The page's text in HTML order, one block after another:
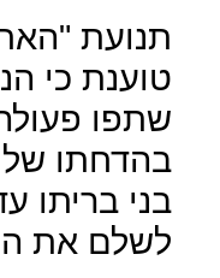
תנועת
טוענת כי
שתפו
בהדחתו של
בני בריתו
לשלם את